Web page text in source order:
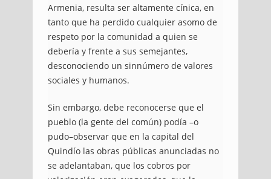
Armenia, resulta ser altamente cínica, en
tanto que ha perdido cualquier asomo de
respeto por la comunidad a quien se
debería y frente a sus semejantes,
desconociendo un sinnúmero de valores
sociales y humanos.
Sin embargo, debe reconocerse que el
pueblo (la gente del común) podía –o
pudo–observar que en la capital del
Quindío las obras públicas anunciadas no
se adelantaban, que los cobros por